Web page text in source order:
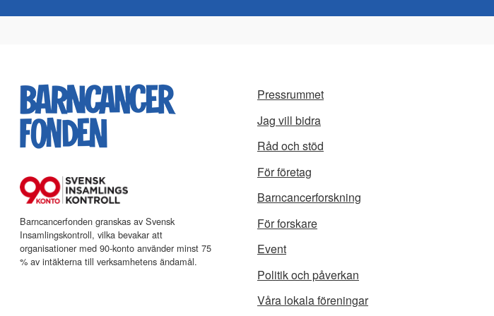
Barncancerfonden granskas av Svensk
Insamlingskontroll, vilka bevakar att
organisationer med 90-konto använder minst 75
% av intäkterna till verksamhetens ändamål.
Pressrummet
Jag vill bidra
Råd och stöd
För företag
Barncancerforskning
För forskare
Event
Politik och påverkan
Våra lokala föreningar